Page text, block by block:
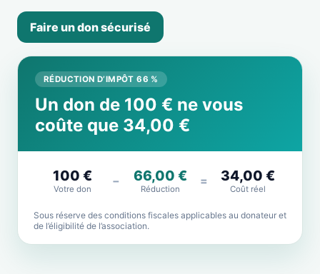
Faire un don sécurisé
RÉDUCTION D’IMPÔT 66 %
Un don de 100 € ne vous
coûte que 34,00 €
100 €
Votre don
− 66,00 €
Réduction
= 34,00 €
Coût réel
Sous réserve des conditions fiscales applicables au donateur et
de l’éligibilité de l’association.